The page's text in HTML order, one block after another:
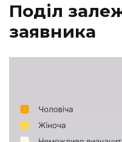
Поділ
заявника